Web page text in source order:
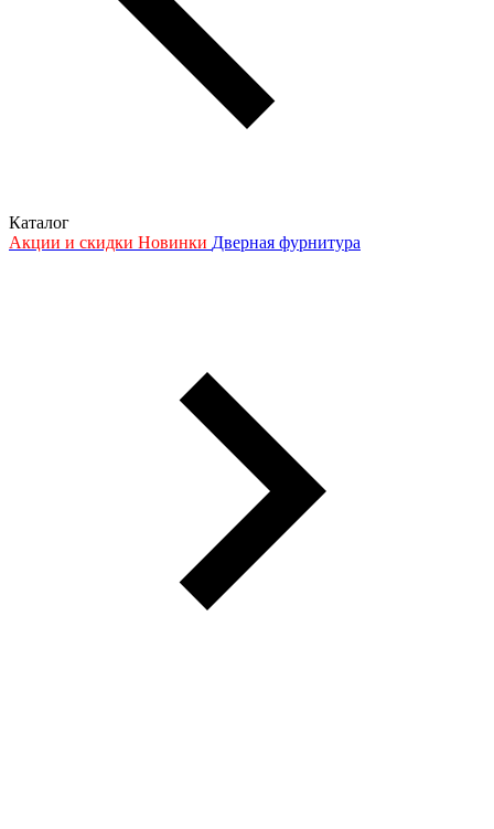
Каталог
Акции и скидки Новинки Дверная фурнитура